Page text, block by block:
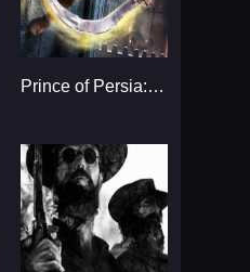
Prince of Persia: The Sands